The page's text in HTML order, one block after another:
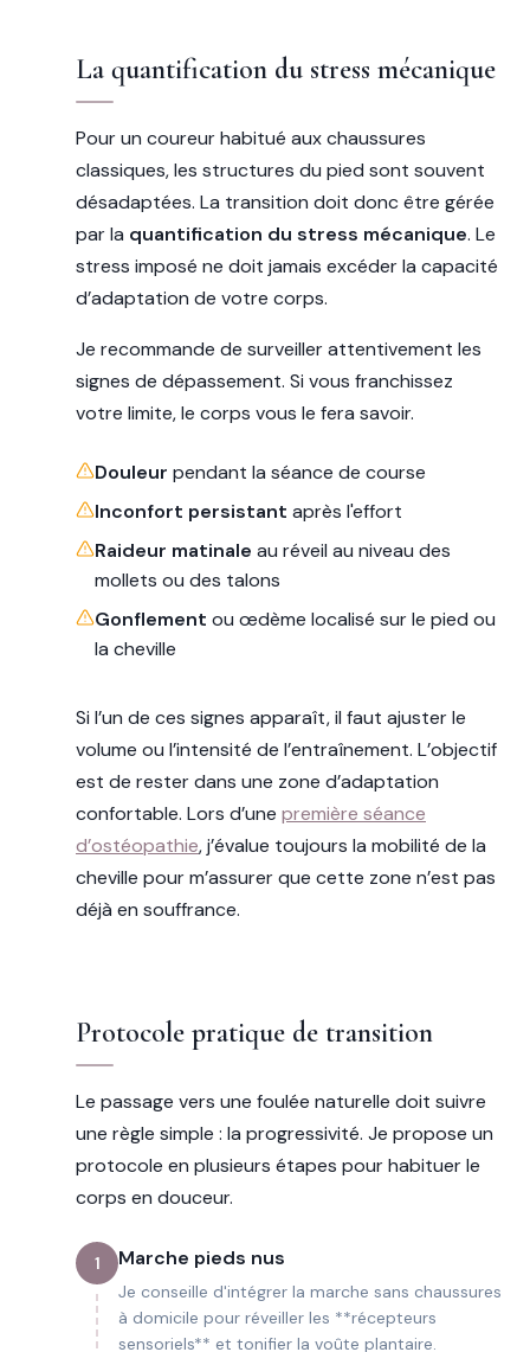
La quantification du stress mécanique
Pour un coureur habitué aux chaussures
classiques, les structures du pied sont souvent
désadaptées. La transition doit donc être gérée
par la quantification du stress mécanique. Le
stress imposé ne doit jamais excéder la capacité
d’adaptation de votre corps.
Je recommande de surveiller attentivement les
signes de dépassement. Si vous franchissez
votre limite, le corps vous le fera savoir.
Douleur pendant la séance de course
Inconfort persistant après l'effort
Raideur matinale au réveil au niveau des
mollets ou des talons
Gonflement ou œdème localisé sur le pied ou
la cheville
Si l’un de ces signes apparaît, il faut ajuster le
volume ou l’intensité de l’entraînement. L’objectif
est de rester dans une zone d’adaptation
confortable. Lors d’une première séance
d’ostéopathie, j’évalue toujours la mobilité de la
cheville pour m’assurer que cette zone n’est pas
déjà en souffrance.
Protocole pratique de transition
Le passage vers une foulée naturelle doit suivre
une règle simple : la progressivité. Je propose un
protocole en plusieurs étapes pour habituer le
corps en douceur.
1 Marche pieds nus
Je conseille d'intégrer la marche sans chaussures
à domicile pour réveiller les **récepteurs
sensoriels** et tonifier la voûte plantaire.